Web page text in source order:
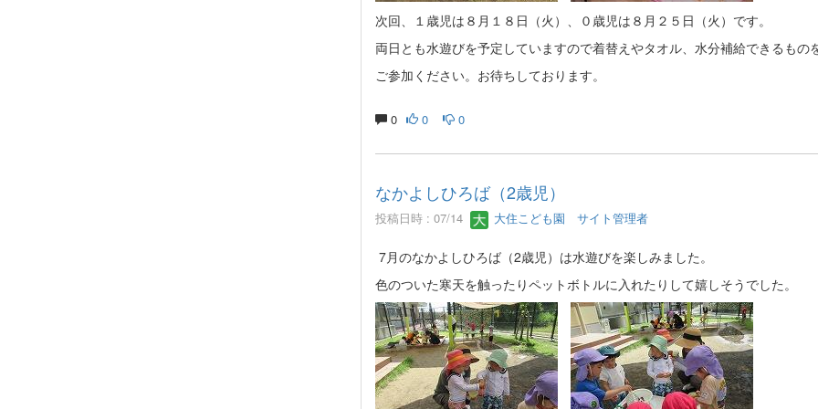
次回、１歳児は８月１８日（火）、０歳児は８月２５日（火）です。
両日とも水遊びを予定していますので着替えやタオル、水分補給できるもの
ご参加ください。お待ちしております。
0 0 0
なかよしひろば（2歳児）
投稿日時 : 07/14 大住こども園 サイト管理者
7月のなかよしひろば（2歳児）は水遊びを楽しみました。
色のついた寒天を触ったりペットボトルに入れたりして嬉しそうでした。